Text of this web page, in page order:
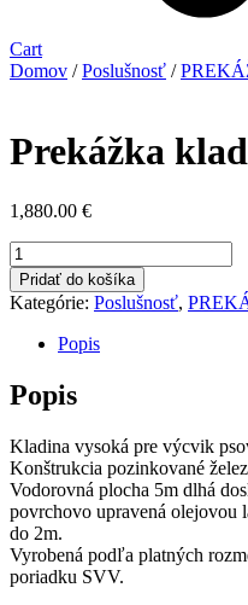
Cart
Domov /Poslušnosť /
Prekážka
1,880.00 €
množstvo
Prekážka
kladina
vysoká
Pridať do košíka
Kategórie: Poslušnosť,
Popis
Popis
Kladina vysoká pre výcvik
Konštrukcia pozinkované
Vodorovná plocha 5m dlhá
povrchovo upravená olejovou
do 2m.
Vyrobená podľa platných
poriadku SVV.